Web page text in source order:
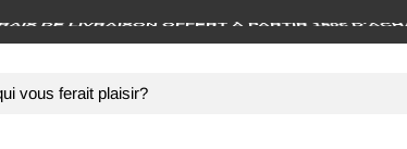
COMMANDE AVANT 12H, EXPÉDIÉE SOUS 48H